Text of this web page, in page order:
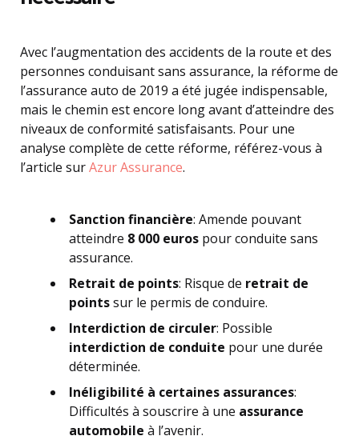
Avec l’augmentation des accidents de la route et des
personnes conduisant sans assurance, la réforme de
l’assurance auto de 2019 a été jugée indispensable,
mais le chemin est encore long avant d’atteindre des
niveaux de conformité satisfaisants. Pour une
analyse complète de cette réforme, référez-vous à
l’article surAzur Assurance.
Sanction financière: Amende pouvant
atteindre 8 000 euros pour conduite sans
assurance.
Retrait de points: Risque de retrait de
pointssur le permis de conduire.
Interdiction de circuler: Possible
interdiction de conduite pour une durée
déterminée.
Inéligibilité à certaines assurances:
Difficultés à souscrire à une assurance
automobile à l’avenir.